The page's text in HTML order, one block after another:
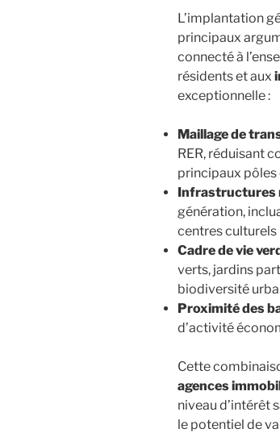
L’implantation
principaux
connecté à
résidents et aux
exceptionnelle :
Maillage de
RER, réduisant
principaux pôles
Infrastructures
génération,
centres culturels
Cadre de vie
verts, jardins
biodiversité
Proximité des
d’activité
Cette
agences
niveau d’intérêt
le potentiel de